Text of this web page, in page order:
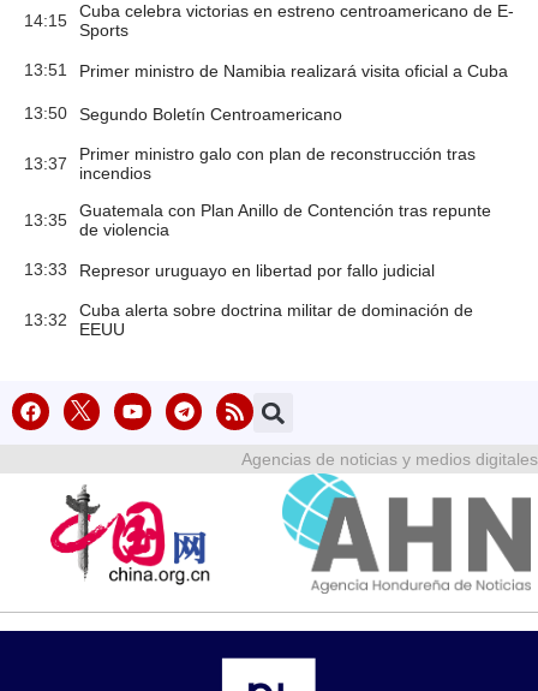
14:15
Cuba celebra victorias en estreno centroamericano de E-
Sports
13:51 Primer ministro de Namibia realizará visita oficial a Cuba
13:50 Segundo Boletín Centroamericano
13:37
Primer ministro galo con plan de reconstrucción tras
incendios
13:35
Guatemala con Plan Anillo de Contención tras repunte
de violencia
13:33 Represor uruguayo en libertad por fallo judicial
13:32
Cuba alerta sobre doctrina militar de dominación de
EEUU
Agencias de noticias y medios digitales